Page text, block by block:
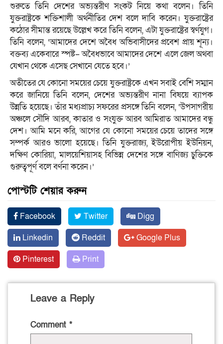
শুরুতে তিনি দেশের অভ্যন্তরীণ সংকট নিয়ে কথা বলেন। তিনি
যুক্তরাষ্ট্রকে শক্তিশালী অর্থনীতির দেশ বলে দাবি করেন। যুক্তরাষ্ট্রের
কঠোর সীমান্ত রয়েছে উল্লেখ করে তিনি বলেন, এটা যুক্তরাষ্ট্রের স্বর্ণযুগ।
তিনি বলেন, ‘আমাদের দেশে অবৈধ অভিবাসীদের প্রবেশ প্রায় শূন্য।
বক্তব্য একেবারে স্পষ্ট– অবৈধভাবে আমাদের দেশে এলে জেল অথবা
যেখান থেকে এসেছ সেখানে যেতে হবে।’
অতীতের যে কোনো সময়ের চেয়ে যুক্তরাষ্ট্রকে এখন সবাই বেশি সম্মান
করে জানিয়ে তিনি বলেন, দেশের অভ্যন্তরীণ নানা বিষয়ে ব্যাপক
উন্নতি হয়েছে। তাঁর মধ্যপ্রাচ্য সফরের প্রসঙ্গে তিনি বলেন, ‘উপসাগরীয়
অঞ্চলে সৌদি আরব, কাতার ও সংযুক্ত আরব আমিরাত আমাদের বন্ধু
দেশ। আমি মনে করি, আগের যে কোনো সময়ের চেয়ে তাদের সঙ্গে
সম্পর্ক আরও ভালো হয়েছে। তিনি যুক্তরাজ্য, ইউরোপীয় ইউনিয়ন,
দক্ষিণ কোরিয়া, মালয়েশিয়াসহ বিভিন্ন দেশের সঙ্গে বাণিজ্য চুক্তিকে
গুরুত্বপূর্ণ বলে বর্ণনা করেন।’
পোস্টটি শেয়ার করুন
Facebook Twitter
Digg
Linkedin
Reddit
Google Plus
Pinterest
Print
Leave a Reply
Comment *